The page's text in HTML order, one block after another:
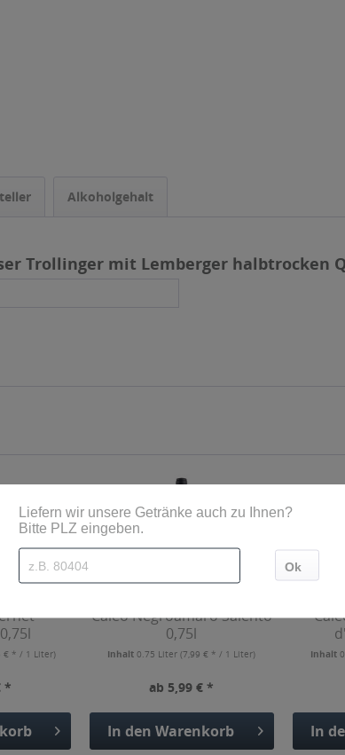
Alkoholgehalt
Trollinger mit Lemberger halbtrocken
€ * / 1 Liter)
*
Caleo Negroamaro Salento
0,75l
Inhalt0.75 Liter(7,99 € * / 1 Liter)
ab 5,99 € *
In den Warenkorb
Inhalt
In